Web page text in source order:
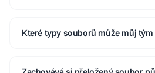
Které typy souborů může můj